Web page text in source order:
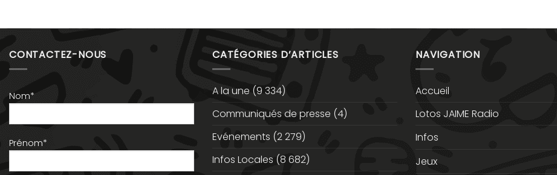
CONTACTEZ-NOUS
Nom*
Prénom*
CATÉGORIES D’ARTICLES
A la une (9 334)
Communiqués de presse (4)
Evénements (2 279)
Infos Locales (8 682)
NAVIGATION
Accueil
Lotos JAIME Radio
Infos
Jeux